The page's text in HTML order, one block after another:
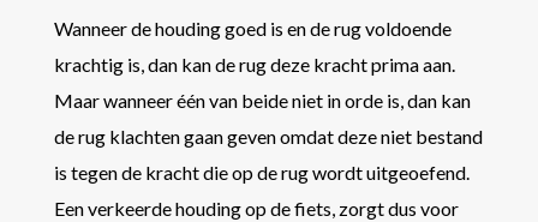
Wanneer de houding goed is en de rug voldoende
krachtig is, dan kan de rug deze kracht prima aan.
Maar wanneer één van beide niet in orde is, dan kan
de rug klachten gaan geven omdat deze niet bestand
is tegen de kracht die op de rug wordt uitgeoefend.
Een verkeerde houding op de fiets, zorgt dus voor